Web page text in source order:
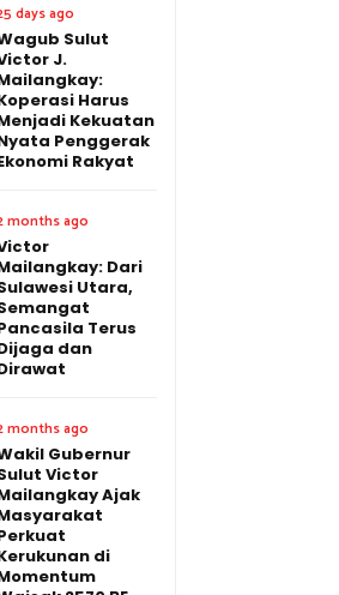
days ago
Sulut
J.
Harus
Kekuatan
Penggerak
Rakyat
months ago
Dari
Utara,
Terus
dan
months ago
Gubernur
Victor
Ajak
di